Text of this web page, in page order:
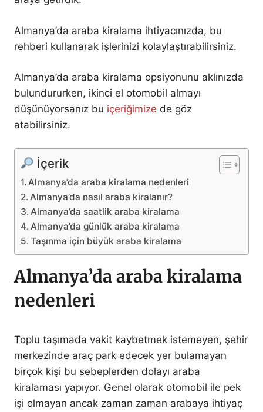
Almanya’da araba kiralama ihtiyacınızda, bu
rehberi kullanarak işlerinizi kolaylaştırabilirsiniz.
Almanya’da araba kiralama opsiyonunu aklınızda
bulundururken, ikinci el otomobil almayı
düşünüyorsanız bu içeriğimize de göz
atabilirsiniz.
İçerik
Almanya’da araba kiralama nedenleri
Almanya’da nasıl araba kiralanır?
Almanya’da saatlik araba kiralama
Almanya’da günlük araba kiralama
Taşınma için büyük araba kiralama
Almanya’da araba kiralama
nedenleri
Toplu taşımada vakit kaybetmek istemeyen, şehir
merkezinde araç park edecek yer bulamayan
birçok kişi bu sebeplerden dolayı araba
kiralaması yapıyor. Genel olarak otomobil ile pek
işi olmayan ancak zaman zaman arabaya ihtiyaç